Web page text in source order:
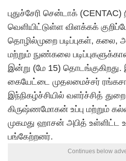
புதுச்சேரி சென்டாக் (CENTAC)
வெளியிட்டுள்ள விளக்கக்
தொழில்முறை படிப்புகள், கலை,
மற்றும் நுண்கலை
இன்று (மே 15)
கையேட்டை முதலமைச்சர்
இந்நிகழ்ச்சியில் வளர்ச்சித்
கிருஷ்ணமோகன் உப்பு மற்றும்
முகமது ஹாசன் அபித் உள்ளிட்ட
பங்கேற்றனர்.
Continues below